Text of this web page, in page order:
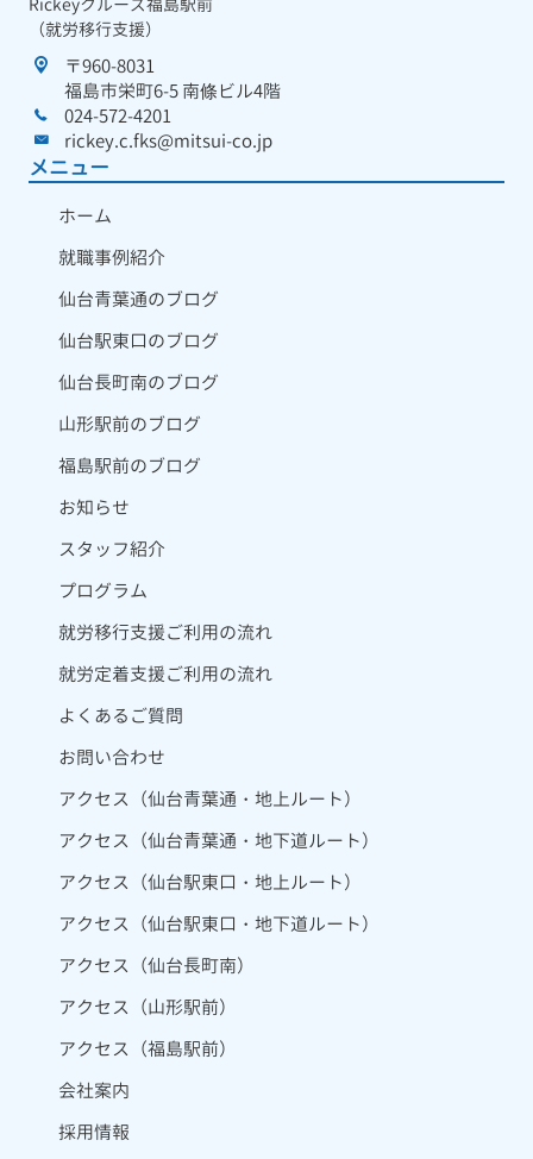
（就労移行支援）
〒960-8031
福島市栄町6-5 南條ビル4階
024-572-4201
rickey.c.fks@mitsui-co.jp
メニュー
ホーム
就職事例紹介
仙台青葉通のブログ
仙台駅東口のブログ
仙台長町南のブログ
山形駅前のブログ
福島駅前のブログ
お知らせ
スタッフ紹介
プログラム
就労移行支援ご利用の流れ
就労定着支援ご利用の流れ
よくあるご質問
お問い合わせ
アクセス（仙台青葉通・地上ルート）
アクセス（仙台青葉通・地下道ルート）
アクセス（仙台駅東口・地上ルート）
アクセス（仙台駅東口・地下道ルート）
アクセス（仙台長町南）
アクセス（山形駅前）
アクセス（福島駅前）
会社案内
採用情報